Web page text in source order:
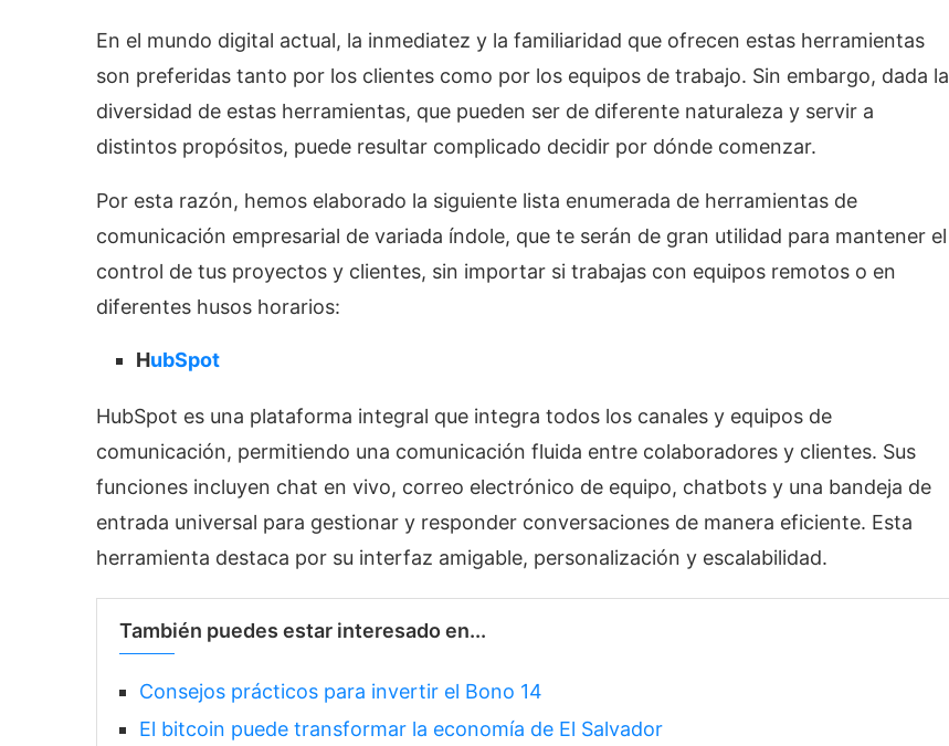
En el mundo digital actual, la inmediatez y la familiaridad que ofrecen estas herramientas
son preferidas tanto por los clientes como por los equipos de trabajo. Sin embargo, dada la
diversidad de estas herramientas, que pueden ser de diferente naturaleza y servir a
distintos propósitos, puede resultar complicado decidir por dónde comenzar.
Por esta razón, hemos elaborado la siguiente lista enumerada de herramientas de
comunicación empresarial de variada índole, que te serán de gran utilidad para mantener el
control de tus proyectos y clientes, sin importar si trabajas con equipos remotos o en
diferentes husos horarios:
HubSpot
HubSpot es una plataforma integral que integra todos los canales y equipos de
comunicación, permitiendo una comunicación fluida entre colaboradores y clientes. Sus
funciones incluyen chat en vivo, correo electrónico de equipo, chatbots y una bandeja de
entrada universal para gestionar y responder conversaciones de manera eficiente. Esta
herramienta destaca por su interfaz amigable, personalización y escalabilidad.
También puedes estar interesado en...
Consejos prácticos para invertir el Bono 14
El bitcoin puede transformar la economía de El Salvador